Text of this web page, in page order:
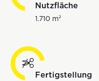
Nutzfläche
1.710 m²
Fertigstellung